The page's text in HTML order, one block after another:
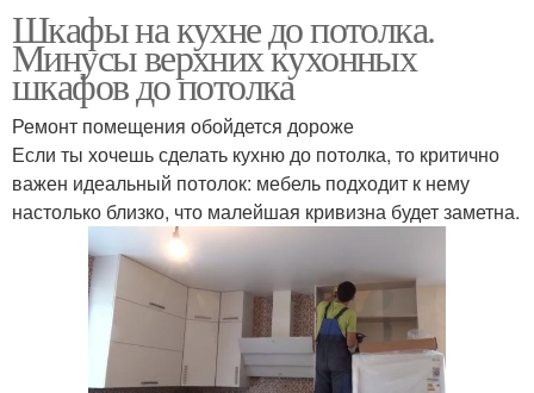
Шкафы на кухне до потолка.
Минусы верхних кухонных
шкафов до потолка
Ремонт помещения обойдется дороже
Если ты хочешь сделать кухню до потолка, то критично
важен идеальный потолок: мебель подходит к нему
настолько близко, что малейшая кривизна будет заметна.